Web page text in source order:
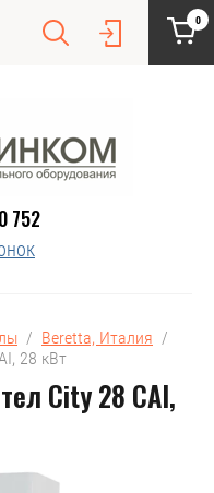
0
752
  /
Beretta, Италия
  /
28 кВт
City 28 CAI,